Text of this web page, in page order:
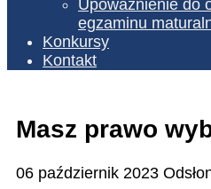
Upoważnienie do
egzaminu
Konkursy
Kontakt
Masz prawo
06 październik 2023